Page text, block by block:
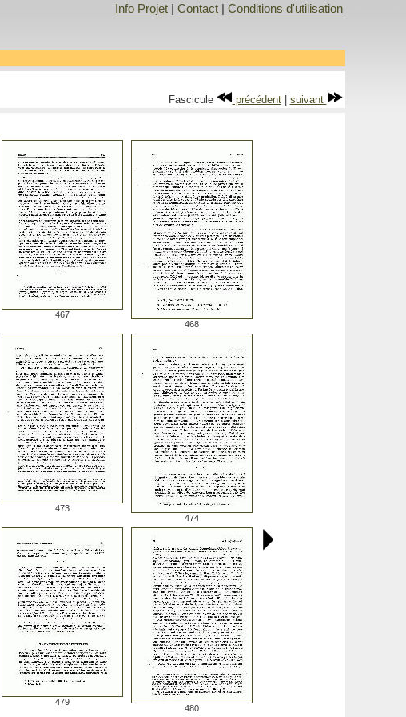
Info Projet| Contact| Conditions d'utilisation
Fascicule précédent| suivant
467
468
473
474
479
480